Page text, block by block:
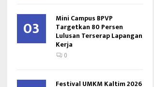
03 Mini Campus BPVP
Targetkan 80 Persen
Lulusan Terserap Lapangan
Kerja
0
Festival UMKM Kaltim 2026